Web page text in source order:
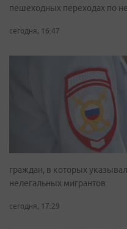
пешеходных переходах по
сегодня, 16:47
граждан, в которых
нелегальных мигрантов
сегодня, 17:29